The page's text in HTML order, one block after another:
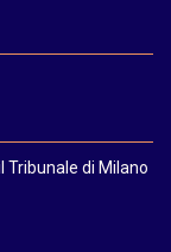
di Milano